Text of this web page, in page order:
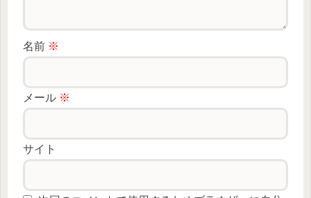
名前 ※
メール ※
サイト